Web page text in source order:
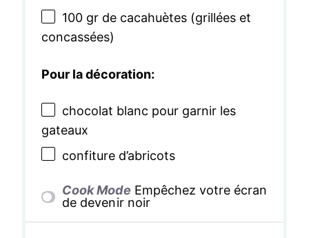
100gr de cacahuètes (grillées et
concassées)
Pour la décoration:
chocolat blanc pour garnir les
gateaux
confiture d’abricots
Cook Mode Empêchez votre écran
de devenir noir